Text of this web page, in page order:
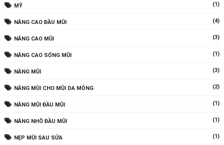
MỸ (1)
NÂNG CAO ĐẦU MŨI (4)
NÂNG CAO MŨI (3)
NÂNG CAO SỐNG MŨI (1)
NÂNG MŨI (3)
NÂNG MŨI CHO MŨI DA MỎNG (2)
NÂNG MŨI ĐẦU MŨI (1)
NÂNG NHÔ ĐẦU MŨI (1)
NẸP MŨI SAU SỬA (1)